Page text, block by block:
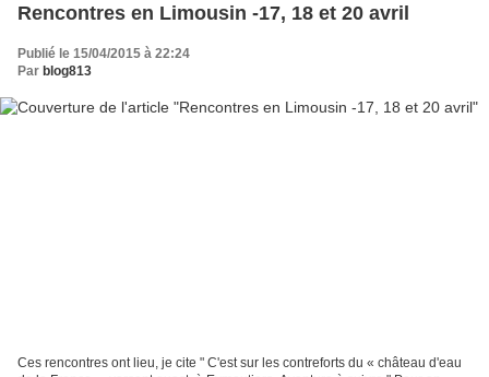
Rencontres en Limousin -17, 18 et 20 avril
Publié le 15/04/2015 à 22:24
Par blog813
Ces rencontres ont lieu, je cite " C'est sur les contreforts du « château d'eau